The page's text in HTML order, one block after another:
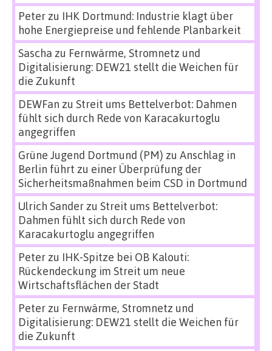
Peterzu IHK Dortmund: Industrie klagt über
hohe Energiepreise und fehlende Planbarkeit
Sascha zu Fernwärme, Stromnetz und
Digitalisierung: DEW21 stellt die Weichen für
die Zukunft
DEWFan zu Streit ums Bettelverbot: Dahmen
fühlt sich durch Rede von Karacakurtoglu
angegriffen
Grüne Jugend Dortmund (PM) zu Anschlag in
Berlin führt zu einer Überprüfung der
Sicherheitsmaßnahmen beim CSD in Dortmund
Ulrich Sanderzu Streit ums Bettelverbot:
Dahmen fühlt sich durch Rede von
Karacakurtoglu angegriffen
Peterzu IHK-Spitze bei OB Kalouti:
Rückendeckung im Streit um neue
Wirtschaftsflächen der Stadt
Peterzu Fernwärme, Stromnetz und
Digitalisierung: DEW21 stellt die Weichen für
die Zukunft